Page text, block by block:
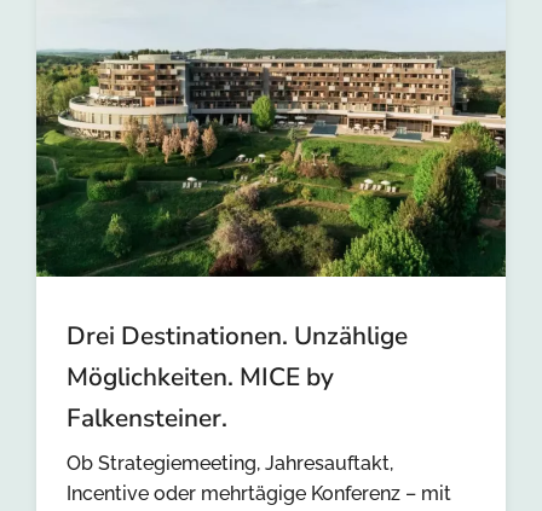
Drei Destinationen. Unzählige
Möglichkeiten. MICE by
Falkensteiner.
Ob Strategiemeeting, Jahresauftakt,
Incentive oder mehrtägige Konferenz – mit